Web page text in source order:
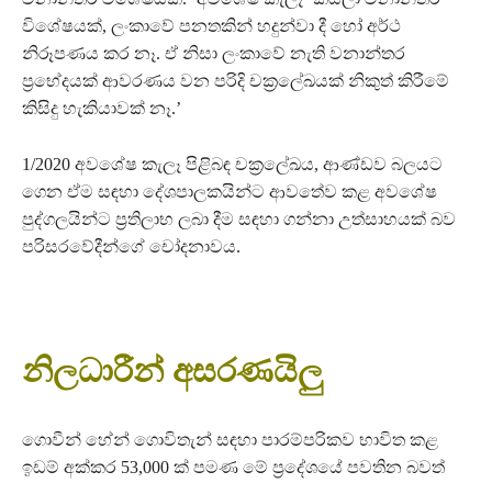
විශේෂයක්, ලංකාවේ පනතකින් හදුන්වා දී හෝ අර්ථ
නිරූපණය කර නෑ. ඒ නිසා ලංකාවේ නැති වනාන්තර
ප්‍රභේදයක් ආවරණය වන පරිදි චක්‍රලේඛයක් නිකුත් කිරීමේ
කිසිදු හැකියාවක් නෑ.’
1/2020 අවශේෂ කැලෑ පිළිබඳ චක්‍රලේඛය, ආණ්ඩව බලයට
ගෙන ඒම සඳහා දේශපාලකයින්ට ආවතේව කළ අවශේෂ
පුද්ගලයින්ට ප්‍රතිලාභ ලබා දීම සඳහා ගන්නා උත්සාහයක් බව
පරිසරවේදීන්ගේ චෝදනාවය.
නිලධාරීන් අසරණයිලු
ගොවීන් හේන් ගොවිතැන් සඳහා පාරම්පරිකව භාවිත කළ
ඉඩම් අක්කර 53,000 ක් පමණ මේ ප්‍රදේශයේ පවතින බවත්